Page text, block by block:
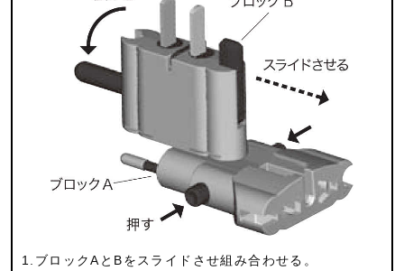
1.ブロックAとBをスライドさせ組み合わせる。